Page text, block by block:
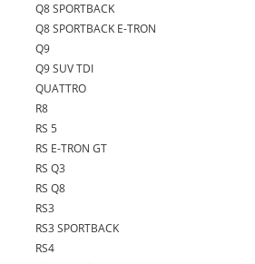
Q8 SPORTBACK
Q8 SPORTBACK E-TRON
Q9
Q9 SUV TDI
QUATTRO
R8
RS 5
RS E-TRON GT
RS Q3
RS Q8
RS3
RS3 SPORTBACK
RS4